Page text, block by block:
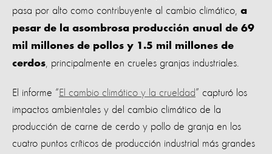
pasa por alto como contribuyente al cambio climático, a
pesar de la asombrosa producción anual de 69
mil millones de pollos y 1.5 mil millones de
cerdos , principalmente en crueles granjas industriales.
El informe “El cambio climático y la crueldad” capturó los
impactos ambientales y del cambio climático de la
producción de carne de cerdo y pollo de granja en los
cuatro puntos críticos de producción industrial más grandes